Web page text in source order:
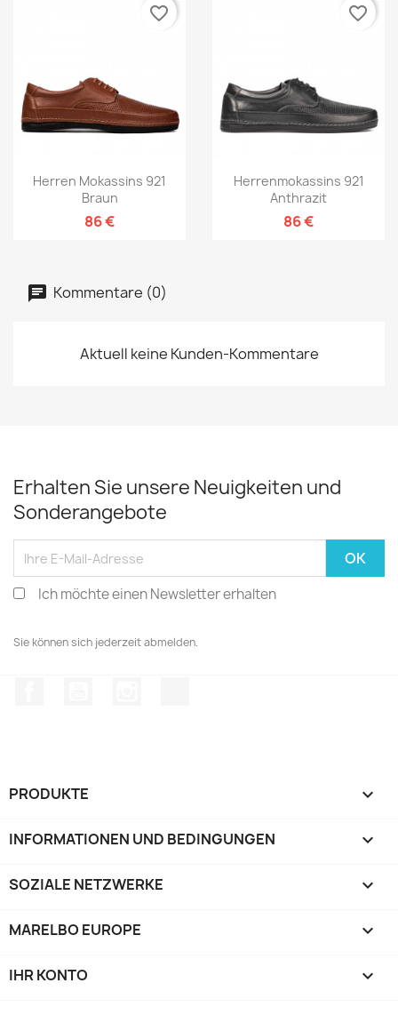
Herren Mokassins 921
Braun
86 €
favorite_border
Herrenmokassins 921
Anthrazit
86 €
favorite_border
Kommentare (0)
Aktuell keine Kunden-Kommentare
Erhalten Sie unsere Neuigkeiten und
Sonderangebote
Ich möchte einen Newsletter erhalten
Sie können sich jederzeit abmelden.
PRODUKTE 
INFORMATIONEN UND BEDINGUNGEN 
SOZIALE NETZWERKE 
MARELBO EUROPE 
IHR KONTO 